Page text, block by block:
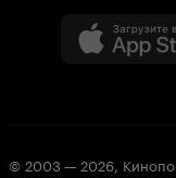
© 2003 — 2026,